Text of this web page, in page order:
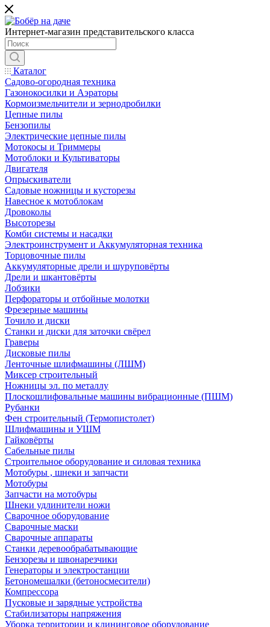
Интернет-магазин представительского класса
Каталог
Садово-огородная техника
Газонокосилки и Аэраторы
Кормоизмельчители и зернодробилки
Цепные пилы
Бензопилы
Электрические цепные пилы
Мотокосы и Триммеры
Мотоблоки и Культиваторы
Двигателя
Опрыскиватели
Садовые ножницы и кусторезы
Навесное к мотоблокам
Дровоколы
Высоторезы
Комби системы и насадки
Электроинструмент и Аккумуляторная техника
Торцовочные пилы
Аккумуляторные дрели и шуруповёрты
Дрели и шкантовёрты
Лобзики
Перфораторы и отбойные молотки
Фрезерные машины
Точило и диски
Станки и диски для заточки свёрел
Граверы
Дисковые пилы
Ленточные шлифмашины (ЛШМ)
Миксер строительный
Ножницы эл. по металлу
Плоскошлифовальные машины вибрационные (ПШМ)
Рубанки
Фен строительный (Термопистолет)
Шлифмашины и УШМ
Гайковёрты
Сабельные пилы
Строительное оборудование и силовая техника
Мотобуры , шнеки и запчасти
Мотобуры
Запчасти на мотобуры
Шнеки удлинители ножи
Сварочное оборудование
Сварочные маски
Сварочные аппараты
Станки деревообрабатывающие
Бензорезы и швонарезчики
Генераторы и электростанции
Бетономешалки (бетоносмесители)
Компрессора
Пусковые и зарядные устройства
Стабилизаторы напряжения
Уборка территории и клининговое оборудование